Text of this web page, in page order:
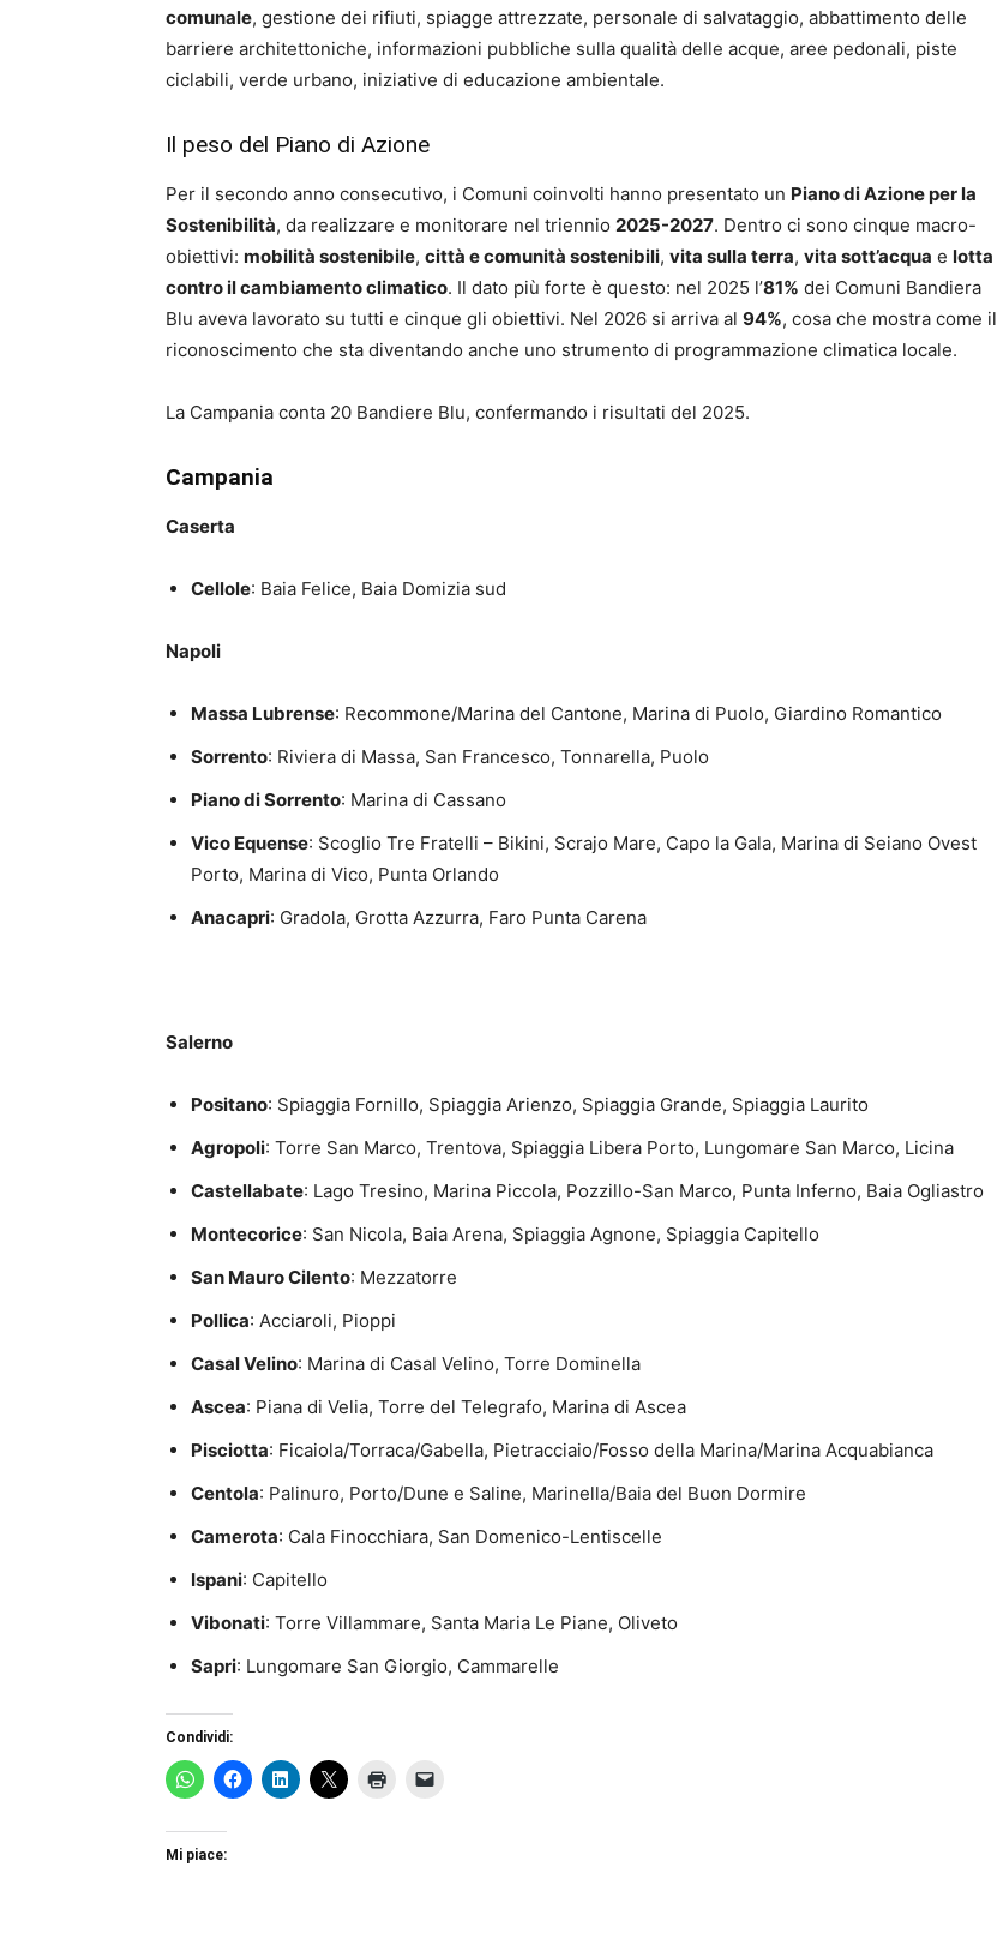
comunale, gestione dei rifiuti, spiagge attrezzate, personale di salvataggio, abbattimento delle
barriere architettoniche, informazioni pubbliche sulla qualità delle acque, aree pedonali, piste
ciclabili, verde urbano, iniziative di educazione ambientale.
Il peso del Piano di Azione
Per il secondo anno consecutivo, i Comuni coinvolti hanno presentato un Piano di Azione per la
Sostenibilità, da realizzare e monitorare nel triennio 2025-2027. Dentro ci sono cinque macro-
obiettivi: mobilità sostenibile, città e comunità sostenibili, vita sulla terra, vita sott’acqua e lotta
contro il cambiamento climatico. Il dato più forte è questo: nel 2025 l’81% dei Comuni Bandiera
Blu aveva lavorato su tutti e cinque gli obiettivi. Nel 2026 si arriva al 94%, cosa che mostra come il
riconoscimento che sta diventando anche uno strumento di programmazione climatica locale.
La Campania conta 20 Bandiere Blu, confermando i risultati del 2025.
Campania
Caserta
Cellole: Baia Felice, Baia Domizia sud
Napoli
Massa Lubrense: Recommone/Marina del Cantone, Marina di Puolo, Giardino Romantico
Sorrento: Riviera di Massa, San Francesco, Tonnarella, Puolo
Piano di Sorrento: Marina di Cassano
Vico Equense: Scoglio Tre Fratelli – Bikini, Scrajo Mare, Capo la Gala, Marina di Seiano Ovest
Porto, Marina di Vico, Punta Orlando
Anacapri: Gradola, Grotta Azzurra, Faro Punta Carena
Salerno
Positano: Spiaggia Fornillo, Spiaggia Arienzo, Spiaggia Grande, Spiaggia Laurito
Agropoli: Torre San Marco, Trentova, Spiaggia Libera Porto, Lungomare San Marco, Licina
Castellabate: Lago Tresino, Marina Piccola, Pozzillo-San Marco, Punta Inferno, Baia Ogliastro
Montecorice: San Nicola, Baia Arena, Spiaggia Agnone, Spiaggia Capitello
San Mauro Cilento: Mezzatorre
Pollica: Acciaroli, Pioppi
Casal Velino: Marina di Casal Velino, Torre Dominella
Ascea: Piana di Velia, Torre del Telegrafo, Marina di Ascea
Pisciotta: Ficaiola/Torraca/Gabella, Pietracciaio/Fosso della Marina/Marina Acquabianca
Centola: Palinuro, Porto/Dune e Saline, Marinella/Baia del Buon Dormire
Camerota: Cala Finocchiara, San Domenico-Lentiscelle
Ispani: Capitello
Vibonati: Torre Villammare, Santa Maria Le Piane, Oliveto
Sapri: Lungomare San Giorgio, Cammarelle
Condividi:
Mi piace: